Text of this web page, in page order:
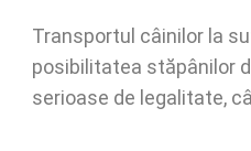
Transportul câinilor la
posibilitatea stăpânilor
serioase de legalitate,